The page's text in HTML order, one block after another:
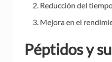
Reducción del
Mejora en el
Péptidos y